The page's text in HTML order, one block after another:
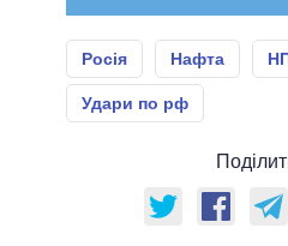
Росія Нафта
Удари по рф